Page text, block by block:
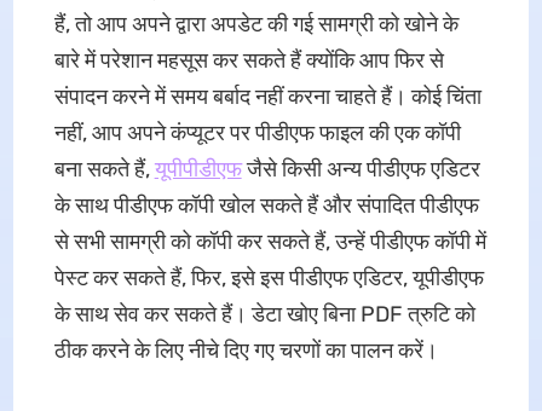
हैं, तो आप अपने द्वारा अपडेट की गई सामग्री को खोने के
बारे में परेशान महसूस कर सकते हैं क्योंकि आप फिर से
संपादन करने में समय बर्बाद नहीं करना चाहते हैं। कोई चिंता
नहीं, आप अपने कंप्यूटर पर पीडीएफ फाइल की एक कॉपी
बना सकते हैं,यूपीपीडीएफजैसे किसी अन्य पीडीएफ एडिटर
के साथ पीडीएफ कॉपी खोल सकते हैं और संपादित पीडीएफ
से सभी सामग्री को कॉपी कर सकते हैं, उन्हें पीडीएफ कॉपी में
पेस्ट कर सकते हैं, फिर, इसे इस पीडीएफ एडिटर, यूपीडीएफ
के साथ सेव कर सकते हैं। डेटा खोए बिना PDF त्रुटि को
ठीक करने के लिए नीचे दिए गए चरणों का पालन करें।